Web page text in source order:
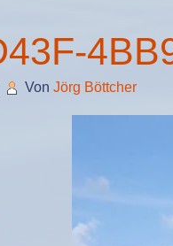
Von Jörg Böttcher